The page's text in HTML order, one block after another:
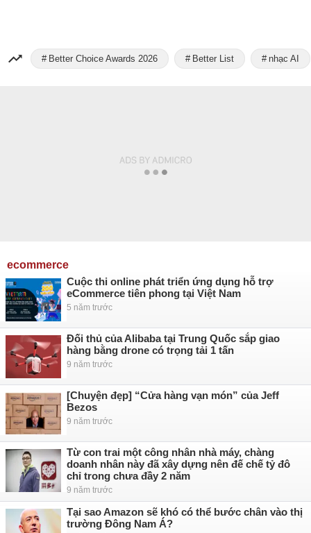
Better Choice Awards 2026 Better List nhạc AI
ecommerce
Cuộc thi online phát triển ứng dụng hỗ trợ
eCommerce tiên phong tại Việt Nam
5 năm trước
Đối thủ của Alibaba tại Trung Quốc sắp giao
hàng bằng drone có trọng tải 1 tấn
9 năm trước
[Chuyện đẹp] “Cửa hàng vạn món” của Jeff
Bezos
9 năm trước
Từ con trai một công nhân nhà máy, chàng
doanh nhân này đã xây dựng nên đế chế tỷ đô
chỉ trong chưa đầy 2 năm
9 năm trước
Tại sao Amazon sẽ khó có thể bước chân vào thị
trường Đông Nam Á?